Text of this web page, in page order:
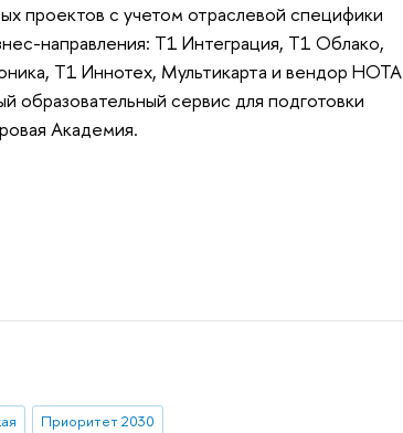
проектов с учетом отраслевой специфики
направления: Т1 Интеграция, Т1 Облако,
Т1 Иннотех, Мультикарта и вендор НОТА
образовательный сервис для подготовки
Академия.
Приоритет 2030